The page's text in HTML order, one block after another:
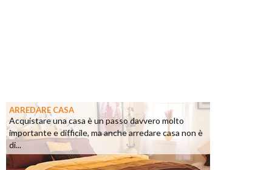
ARREDARE CASA
Acquistare una casa è un passo davvero molto
importante e difficile, ma anche arredare casa non è
di...